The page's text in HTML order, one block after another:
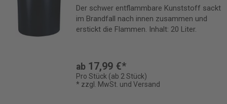
Der schwer entflammbare Kunststoff sackt
im Brandfall nach innen zusammen und
erstickt die Flammen. Inhalt: 20 Liter.
ab 17,99 €*
Pro Stück (ab 2 Stück)
* zzgl. MwSt. und Versand